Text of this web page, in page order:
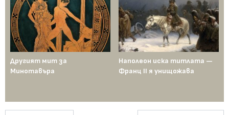
Другият мит за
Минотавъра
Наполеон иска титлата —
Франц II я унищожава